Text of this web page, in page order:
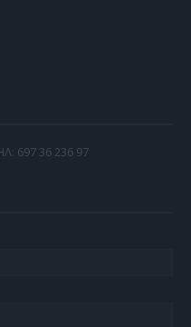
697 36 236 97